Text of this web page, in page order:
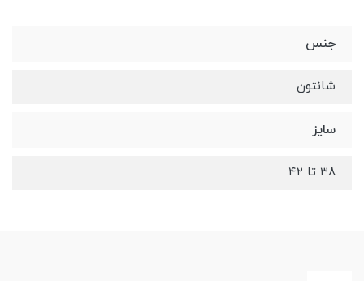
جنس
شانتون
سایز
۳۸ تا ۴۲